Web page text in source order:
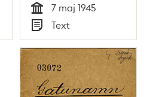
Tid
7 maj 1945
Typ
Text